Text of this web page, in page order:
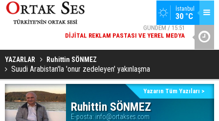
İstanbul
30 °C
GÜNDEM / 15:51
DIJITAL REKLAM PASTASI VE YEREL MEDYA
SPOR / 14:20
GENÇLERBIRLIĞI SPOR KULÜBÜNDEN AÇIKLAMA GELDI
YAZARLAR Ruhittin SÖNMEZ
Suudi Arabistan'la 'onur zedeleyen' yakınlaşma
Ruhittin SÖNMEZ
E-posta: info@ortakses.com
Yazarın Tüm Yazıları >